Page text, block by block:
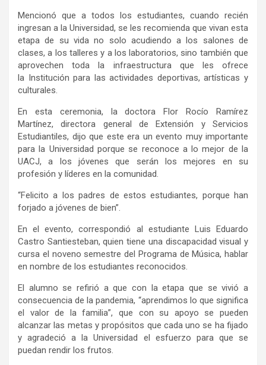
Mencionó que a todos los estudiantes, cuando recién
ingresan a la Universidad, se les recomienda que vivan esta
etapa de su vida no solo acudiendo a los salones de
clases, a los talleres y a los laboratorios, sino también que
aprovechen toda la infraestructura que les ofrece
la Institución para las actividades deportivas, artísticas y
culturales.
En esta ceremonia, la doctora Flor Rocío Ramírez
Martínez, directora general de Extensión y Servicios
Estudiantiles, dijo que este era un evento muy importante
para la Universidad porque se reconoce a lo mejor de la
UACJ, a los jóvenes que serán los mejores en su
profesión y líderes en la comunidad.
“Felicito a los padres de estos estudiantes, porque han
forjado a jóvenes de bien”.
En el evento, correspondió al estudiante Luis Eduardo
Castro Santiesteban, quien tiene una discapacidad visual y
cursa el noveno semestre del Programa de Música, hablar
en nombre de los estudiantes reconocidos.
El alumno se refirió a que con la etapa que se vivió a
consecuencia de la pandemia, “aprendimos lo que significa
el valor de la familia”, que con su apoyo se pueden
alcanzar las metas y propósitos que cada uno se ha fijado
y agradeció a la Universidad el esfuerzo para que se
puedan rendir los frutos.